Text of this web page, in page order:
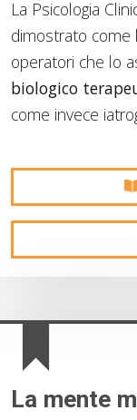
La Psicologia
dimostrato come
operatori che lo
biologico
come invece
La mente